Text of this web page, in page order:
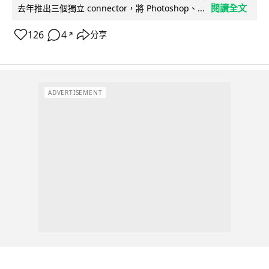
去年推出三個獨立 connector，將 Photoshop、...
閱讀全文
126 4 ↗ 分享
ADVERTISEMENT